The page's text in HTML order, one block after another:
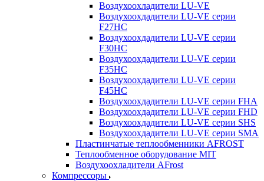
Воздухоохладители LU-VE
Воздухоохдадители LU-VE серии
F27HC
Воздухоохдадители LU-VE серии
F30HC
Воздухоохдадители LU-VE серии
F35HC
Воздухоохдадители LU-VE серии
F45HC
Воздухоохдадители LU-VE серии FHA
Воздухоохдадители LU-VE серии FHD
Воздухоохдадители LU-VE серии SHS
Воздухоохдадители LU-VE серии SMA
Пластинчатые теплообменники AFROST
Теплообменное оборудование MIT
Воздухоохладители AFrost
Компрессоры